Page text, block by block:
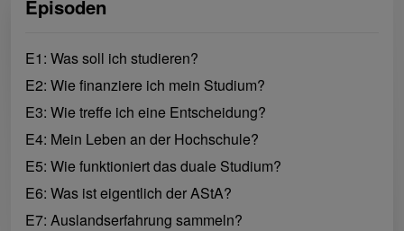
Episoden
E1: Was soll ich studieren?
E2: Wie finanziere ich mein Studium?
E3: Wie treffe ich eine Entscheidung?
E4: Mein Leben an der Hochschule?
E5: Wie funktioniert das duale Studium?
E6: Was ist eigentlich der AStA?
E7: Auslandserfahrung sammeln?